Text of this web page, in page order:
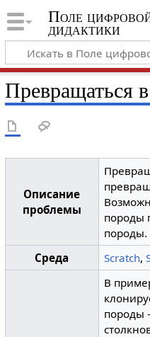
Поле
дидактики
Превращаться в
Описание
проблемы
породы
породы.
Среда
Scratch,
В
породы